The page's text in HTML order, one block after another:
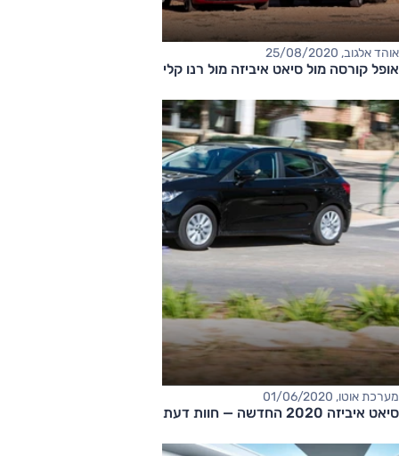
אוהד אלגוב, 25/08/2020
אופל קורסה מול סיאט איביזה מול רנו קליאו - מבחן דרכים השוואתי
מערכת אוטו, 01/06/2020
סיאט איביזה 2020 החדשה — חוות דעת